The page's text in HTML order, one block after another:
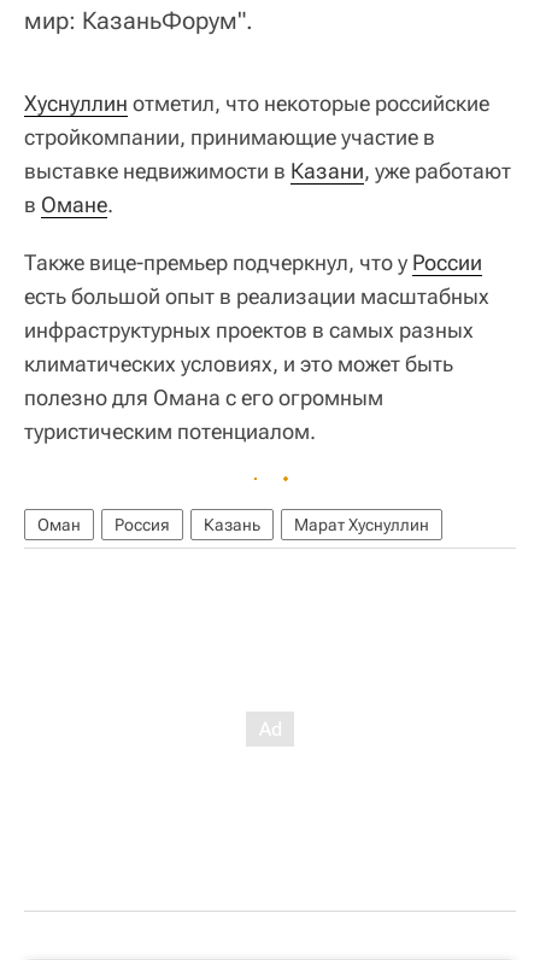
мир: КазаньФорум".
Хуснуллин отметил, что некоторые российские
стройкомпании, принимающие участие в
выставке недвижимости в Казани, уже работают
в Омане.
Также вице-премьер подчеркнул, что у России
есть большой опыт в реализации масштабных
инфраструктурных проектов в самых разных
климатических условиях, и это может быть
полезно для Омана с его огромным
туристическим потенциалом.
Оман Россия Казань Марат Хуснуллин